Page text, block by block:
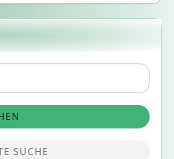
SUCHE